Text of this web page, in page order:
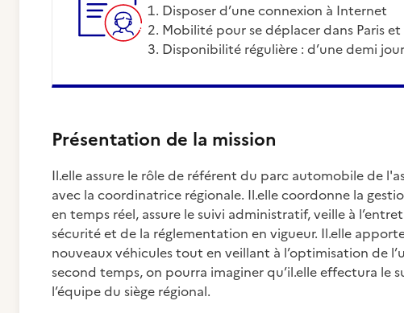
Disposer d’une connexion à Internet
Mobilité pour se déplacer dans Paris
Disponibilité régulière : d’une demi
Présentation de la mission
Il.elle assure le rôle de référent du parc automobile de
avec la coordinatrice régionale. Il.elle coordonne la
en temps réel, assure le suivi administratif, veille à
sécurité et de la réglementation en vigueur. Il.elle
nouveaux véhicules tout en veillant à l’optimisation de
second temps, on pourra imaginer qu’il.elle effectura
l’équipe du siège régional.